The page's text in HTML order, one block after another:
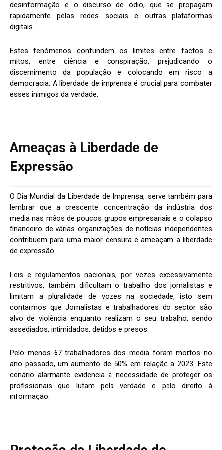
desinformação e o discurso de ódio, que se propagam
rapidamente pelas redes sociais e outras plataformas
digitais.
Estes fenómenos confundem os limites entre factos e
mitos, entre ciência e conspiração, prejudicando o
discernimento da população e colocando em risco a
democracia. A liberdade de imprensa é crucial para combater
esses inimigos da verdade.
Ameaças à Liberdade de
Expressão
O Dia Mundial da Liberdade de Imprensa, serve também para
lembrar que a crescente concentração da indústria dos
media nas mãos de poucos grupos empresariais e o colapso
financeiro de várias organizações de notícias independentes
contribuem para uma maior censura e ameaçam a liberdade
de expressão.
Leis e regulamentos nacionais, por vezes excessivamente
restritivos, também dificultam o trabalho dos jornalistas e
limitam a pluralidade de vozes na sociedade, isto sem
contarmos que Jornalistas e trabalhadores do sector são
alvo de violência enquanto realizam o seu trabalho, sendo
assediados, intimidados, detidos e presos.
Pelo menos 67 trabalhadores dos media foram mortos no
ano passado, um aumento de 50% em relação a 2023. Este
cenário alarmante evidencia a necessidade de proteger os
profissionais que lutam pela verdade e pelo direito à
informação.